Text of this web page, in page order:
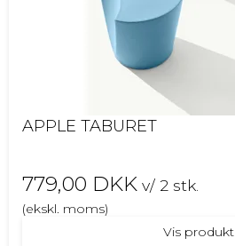
APPLE TABURET
779,00 DKK v/ 2 stk.
(ekskl. moms)
Vis produkt